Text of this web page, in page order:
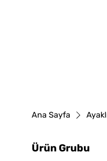
Ana Sayfa
Ürün Grubu